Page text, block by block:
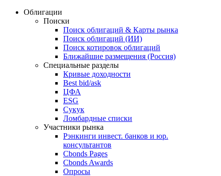
Облигации
Поиски
Поиск облигаций & Карты рынка
Поиск облигаций (ИИ)
Поиск котировок облигаций
Ближайшие размещения (Россия)
Специальные разделы
Кривые доходности
Best bid/ask
ЦФА
ESG
Сукук
Ломбардные списки
Участники рынка
Рэнкинги инвест. банков и юр.
консультантов
Cbonds Pages
Cbonds Awards
Опросы